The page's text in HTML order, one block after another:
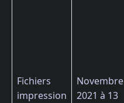
Fichiers
impression
Novembre
2021 à 13